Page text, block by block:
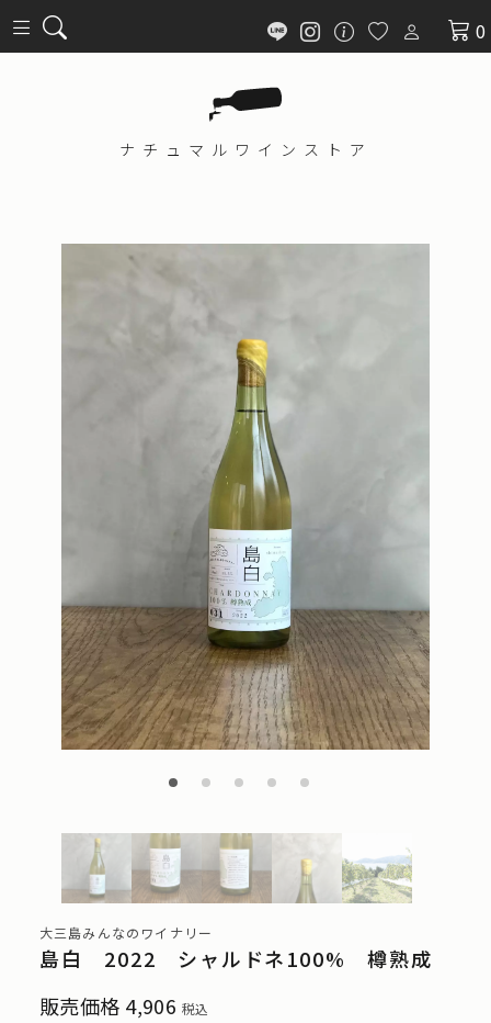
0
ナチュマル ワインストア
大三島みんなのワイナリー
島白 2022 シャルドネ100% 樽熟成
販売価格 4,906 税込